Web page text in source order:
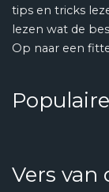
tips en tricks
lezen wat de
Op naar een
Vers van